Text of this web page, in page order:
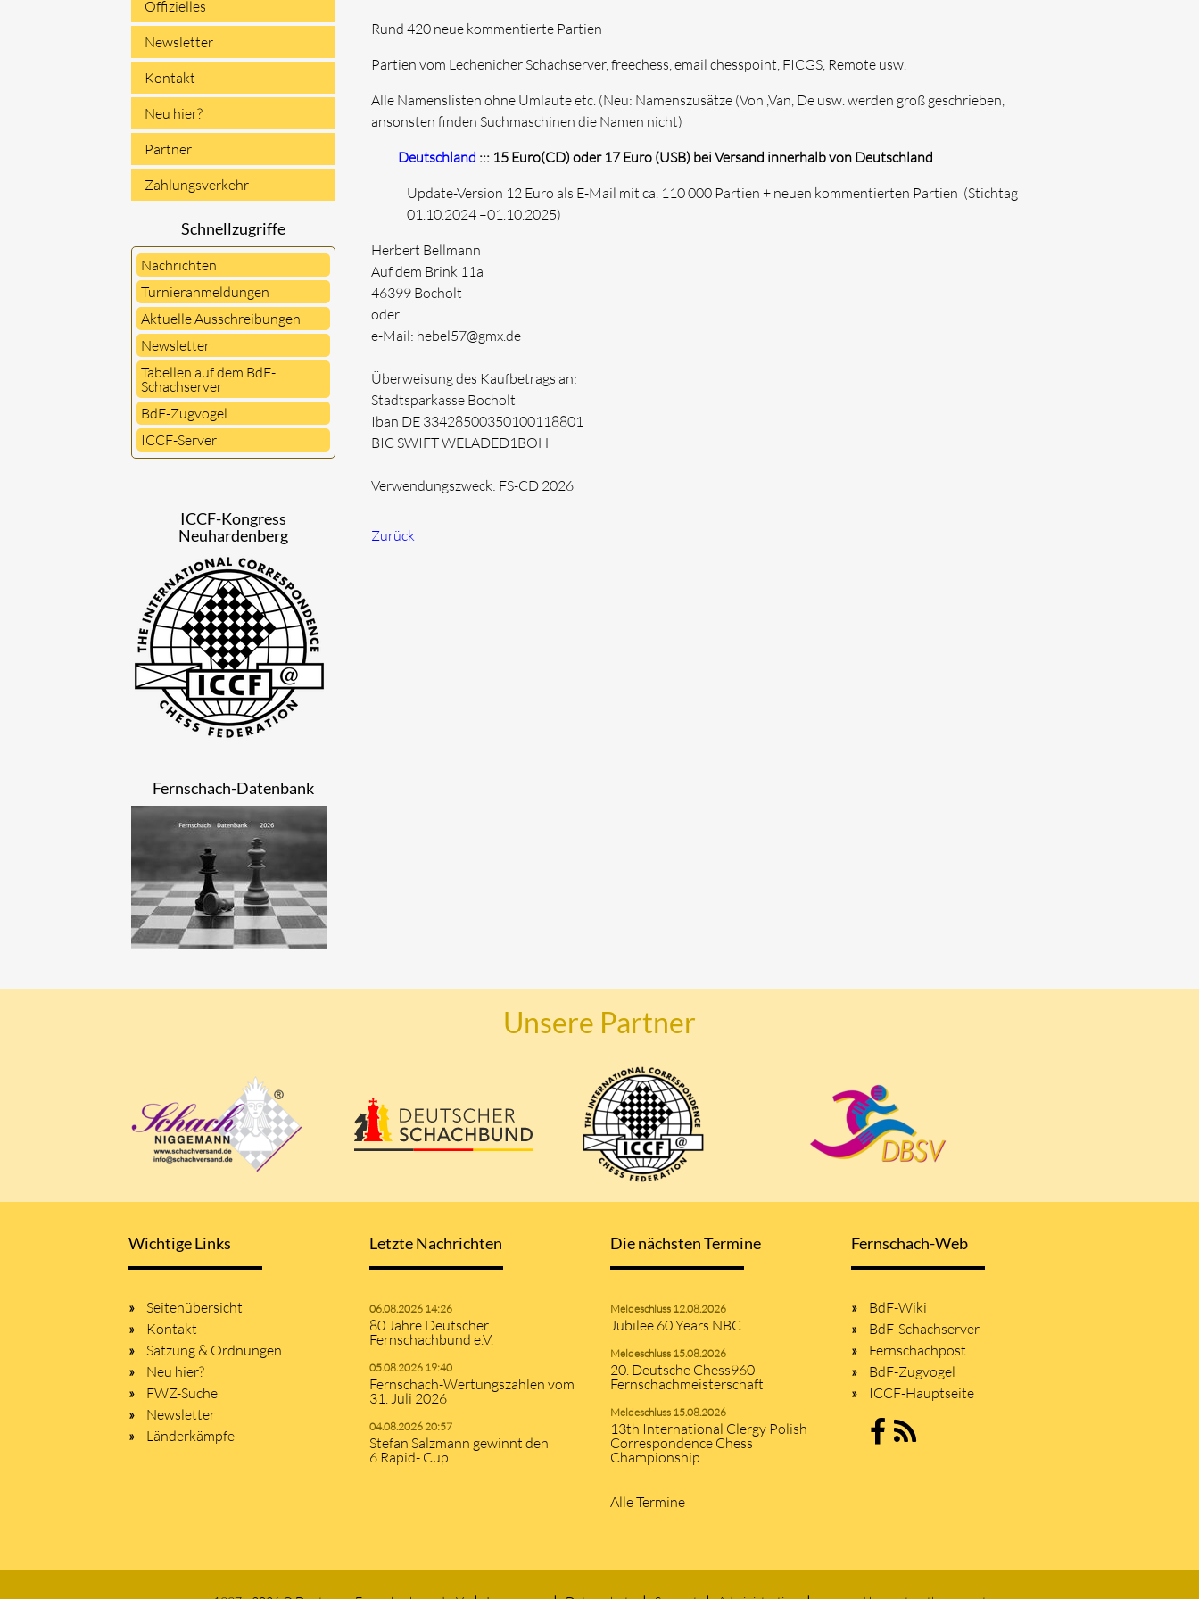
Rund 420 neue kommentierte Partien
Partien vom Lechenicher Schachserver, freechess, email chesspoint, FICGS, Remote usw.
Alle Namenslisten ohne Umlaute etc. (Neu: Namenszusätze (Von ,Van, De usw. werden groß geschrieben,
ansonsten finden Suchmaschinen die Namen nicht)
Deutschland ::: 15 Euro(CD) oder 17 Euro (USB) bei Versand innerhalb von Deutschland
Update-Version 12 Euro als E-Mail mit ca. 110 000 Partien + neuen kommentierten Partien (Stichtag
01.10.2024 –01.10.2025)
Herbert Bellmann
Auf dem Brink 11a
46399 Bocholt
oder
e-Mail: hebel57@gmx.de
Überweisung des Kaufbetrags an:
Stadtsparkasse Bocholt
Iban DE 33428500350100118801
BIC SWIFT WELADED1BOH
Verwendungszweck: FS-CD 2026
Zurück
Offizielles
Newsletter
Kontakt
Neu hier?
Partner
Zahlungsverkehr
Schnellzugriffe
Nachrichten
Turnieranmeldungen
Aktuelle Ausschreibungen
Newsletter
Tabellen auf dem BdF-
Schachserver
BdF-Zugvogel
ICCF-Server
ICCF-Kongress
Neuhardenberg
Fernschach-Datenbank
Unsere Partner
Wichtige Links
Seitenübersicht
Kontakt
Satzung & Ordnungen
Neu hier?
FWZ-Suche
Newsletter
Länderkämpfe
Letzte Nachrichten
06.08.2026 14:26
80 Jahre Deutscher
Fernschachbund e.V.
05.08.2026 19:40
Fernschach-Wertungszahlen vom
31. Juli 2026
04.08.2026 20:57
Stefan Salzmann gewinnt den
6.Rapid- Cup
Die nächsten Termine
Meldeschluss 12.08.2026
Jubilee 60 Years NBC
Meldeschluss 15.08.2026
20. Deutsche Chess960-
Fernschachmeisterschaft
Meldeschluss 15.08.2026
13th International Clergy Polish
Correspondence Chess
Championship
Alle Termine
Fernschach-Web
BdF-Wiki
BdF-Schachserver
Fernschachpost
BdF-Zugvogel
ICCF-Hauptseite